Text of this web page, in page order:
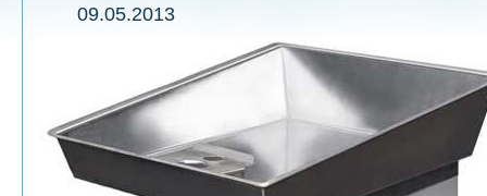
09.05.2013